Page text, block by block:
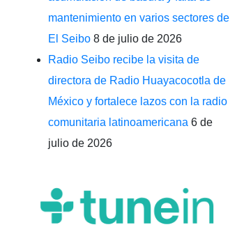
mantenimiento en varios sectores de
El Seibo 8 de julio de 2026
Radio Seibo recibe la visita de
directora de Radio Huayacocotla de
México y fortalece lazos con la radio
comunitaria latinoamericana 6 de
julio de 2026